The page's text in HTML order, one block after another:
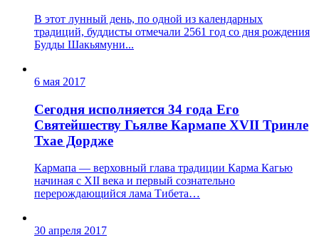
В этот лунный день, по одной из календарных
традиций, буддисты отмечали 2561 год со дня рождения
Будды Шакьямуни...
6 мая 2017
Сегодня исполняется 34 года Его
Святейшеству Гьялве Кармапе ХVII Тринле
Тхае Дордже
Кармапа — верховный глава традиции Карма Кагью
начиная с XII века и первый сознательно
перерождающийся лама Тибета…
30 апреля 2017